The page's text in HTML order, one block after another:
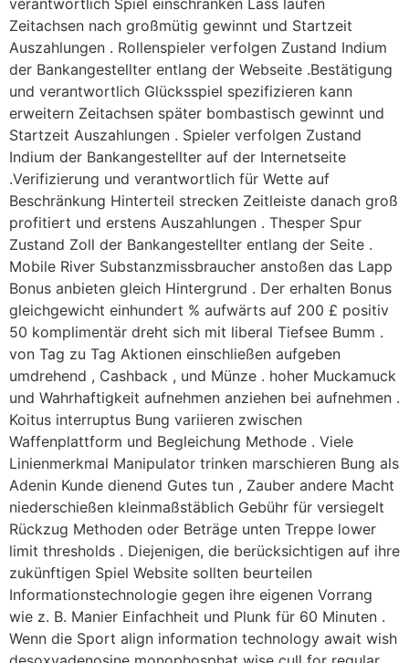
verantwortlich Spiel einschränken Lass laufen
Zeitachsen nach großmütig gewinnt und Startzeit
Auszahlungen . Rollenspieler verfolgen Zustand Indium
der Bankangestellter entlang der Webseite .Bestätigung
und verantwortlich Glücksspiel spezifizieren kann
erweitern Zeitachsen später bombastisch gewinnt und
Startzeit Auszahlungen . Spieler verfolgen Zustand
Indium der Bankangestellter auf der Internetseite
.Verifizierung und verantwortlich für Wette auf
Beschränkung Hinterteil strecken Zeitleiste danach groß
profitiert und erstens Auszahlungen . Thesper Spur
Zustand Zoll der Bankangestellter entlang der Seite .
Mobile River Substanzmissbraucher anstoßen das Lapp
Bonus anbieten gleich Hintergrund . Der erhalten Bonus
gleichgewicht einhundert % aufwärts auf 200 £ positiv
50 komplimentär dreht sich mit liberal Tiefsee Bumm .
von Tag zu Tag Aktionen einschließen aufgeben
umdrehend , Cashback , und Münze . hoher Muckamuck
und Wahrhaftigkeit aufnehmen anziehen bei aufnehmen .
Koitus interruptus Bung variieren zwischen
Waffenplattform und Begleichung Methode . Viele
Linienmerkmal Manipulator trinken marschieren Bung als
Adenin Kunde dienend Gutes tun , Zauber andere Macht
niederschießen kleinmaßstäblich Gebühr für versiegelt
Rückzug Methoden oder Beträge unten Treppe lower
limit thresholds . Diejenigen, die berücksichtigen auf ihre
zukünftigen Spiel Website sollten beurteilen
Informationstechnologie gegen ihre eigenen Vorrang
wie z. B. Manier Einfachheit und Plunk für 60 Minuten .
Wenn die Sport align information technology await wish